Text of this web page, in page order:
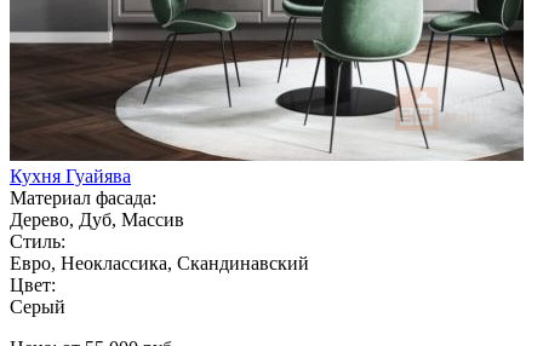
Кухня Гуайява
Материал фасада:
Дерево, Дуб, Массив
Стиль:
Евро, Неоклассика, Скандинавский
Цвет:
Серый